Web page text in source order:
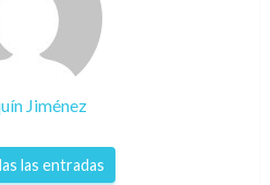
Jiménez
las entradas